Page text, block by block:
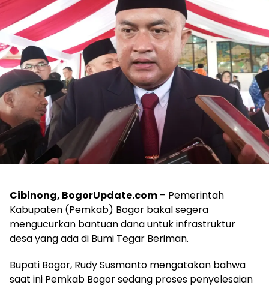
Cibinong, BogorUpdate.com – Pemerintah
Kabupaten (Pemkab) Bogor bakal segera
mengucurkan bantuan dana untuk infrastruktur
desa yang ada di Bumi Tegar Beriman.
Bupati Bogor, Rudy Susmanto mengatakan bahwa
saat ini Pemkab Bogor sedang proses penyelesaian